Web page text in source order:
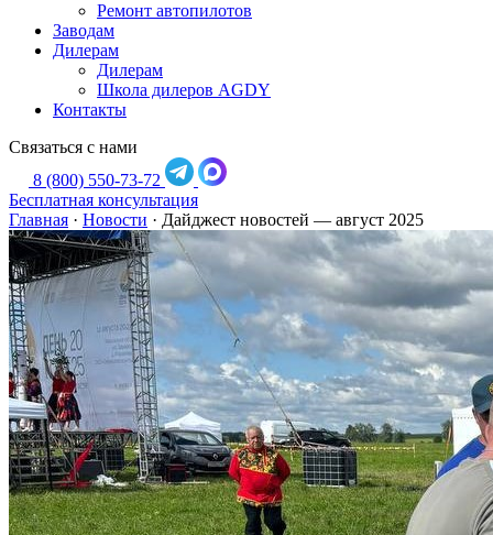
Ремонт автопилотов
Заводам
Дилерам
Дилерам
Школа дилеров AGDY
Контакты
Связаться с нами
8 (800) 550-73-72
Бесплатная консультация
Главная · Новости · Дайджест новостей — август 2025